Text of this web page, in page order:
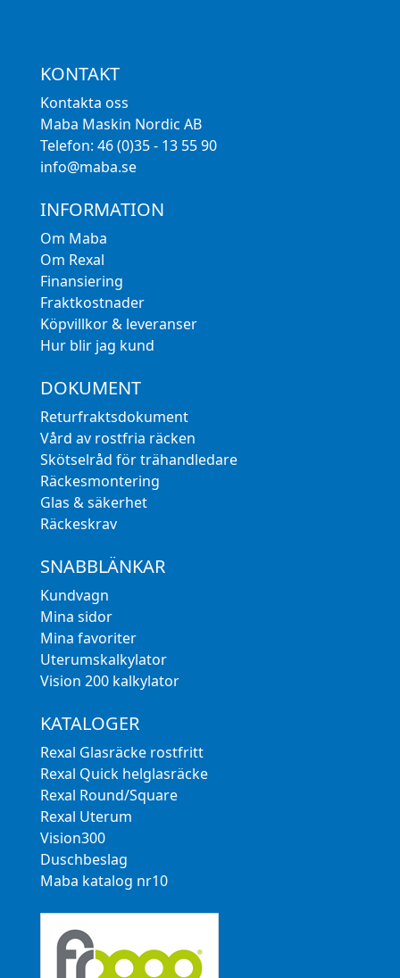
KONTAKT
Kontakta oss
Maba Maskin Nordic AB
Telefon: 46 (0)35 - 13 55 90
info@maba.se
INFORMATION
Om Maba
Om Rexal
Finansiering
Fraktkostnader
Köpvillkor & leveranser
Hur blir jag kund
DOKUMENT
Returfraktsdokument
Vård av rostfria räcken
Skötselråd för trähandledare
Räckesmontering
Glas & säkerhet
Räckeskrav
SNABBLÄNKAR
Kundvagn
Mina sidor
Mina favoriter
Uterumskalkylator
Vision 200 kalkylator
KATALOGER
Rexal Glasräcke rostfritt
Rexal Quick helglasräcke
Rexal Round/Square
Rexal Uterum
Vision300
Duschbeslag
Maba katalog nr10